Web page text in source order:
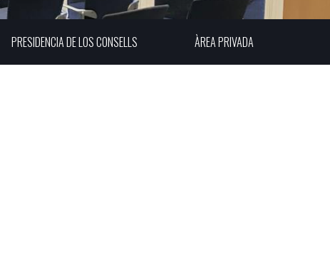
PRESIDENCIA DE LOS CONSELLS ÀREA PRIVADA